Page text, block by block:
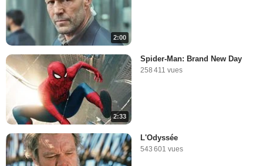
2:00
2:33
Spider-Man: Brand New Day
258 411 vues
L'Odyssée
543 601 vues